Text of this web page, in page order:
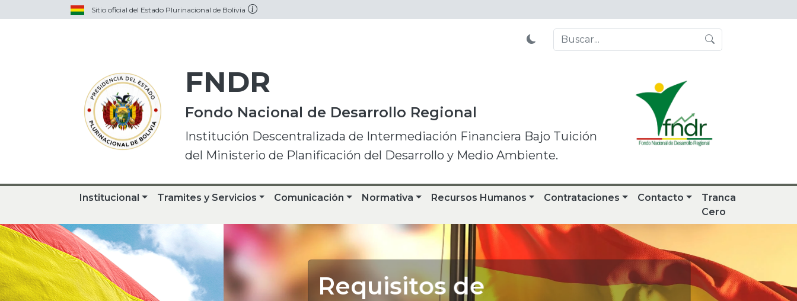
Sitio oficial del Estado Plurinacional de Bolivia
FNDR
Fondo Nacional de Desarrollo Regional
Institución Descentralizada de Intermediación Financiera Bajo Tuición
del Ministerio de Planificación del Desarrollo y Medio Ambiente.
Institucional Tramites y Servicios Comunicación Normativa Recursos Humanos Contrataciones Contacto
Tranca
Cero
Requisitos de